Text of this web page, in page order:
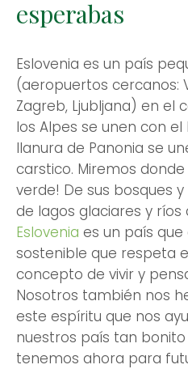
esperabas
Eslovenia es un país
(aeropuertos cercanos:
Zagreb, Ljubljana) en el
los Alpes se unen con
llanura de Panonia se
carstico. Miremos
verde! De sus bosques
de lagos glaciares y ríos
Eslovenia es un país
sostenible que respeta
concepto de vivir y
Nosotros también nos
este espíritu que nos
nuestros país tan
tenemos ahora para